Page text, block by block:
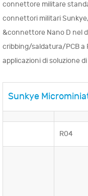
connettore militare
connettori militari
&connettore Nano D nel
cribbing/saldatura/PCB a
applicazioni di soluzione
Sunkye
R04